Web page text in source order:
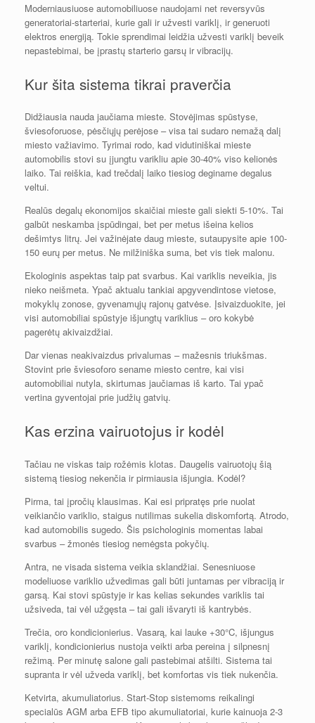
Moderniausiuose automobiliuose naudojami net reversyvūs
generatoriai-starteriai, kurie gali ir užvesti variklį, ir generuoti
elektros energiją. Tokie sprendimai leidžia užvesti variklį beveik
nepastebimai, be įprastų starterio garsų ir vibracijų.
Kur šita sistema tikrai praverčia
Didžiausia nauda jaučiama mieste. Stovėjimas spūstyse,
šviesoforuose, pėsčiųjų perėjose – visa tai sudaro nemažą dalį
miesto važiavimo. Tyrimai rodo, kad vidutiniškai mieste
automobilis stovi su įjungtu varikliu apie 30-40% viso kelionės
laiko. Tai reiškia, kad trečdalį laiko tiesiog deginame degalus
veltui.
Realūs degalų ekonomijos skaičiai mieste gali siekti 5-10%. Tai
galbūt neskamba įspūdingai, bet per metus išeina kelios
dešimtys litrų. Jei važinėjate daug mieste, sutaupysite apie 100-
150 eurų per metus. Ne milžiniška suma, bet vis tiek malonu.
Ekologinis aspektas taip pat svarbus. Kai variklis neveikia, jis
nieko neišmeta. Ypač aktualu tankiai apgyvendintose vietose,
mokyklų zonose, gyvenamųjų rajonų gatvėse. Įsivaizduokite, jei
visi automobiliai spūstyje išjungtų variklius – oro kokybė
pagerėtų akivaizdžiai.
Dar vienas neakivaizdus privalumas – mažesnis triukšmas.
Stovint prie šviesoforo sename miesto centre, kai visi
automobiliai nutyla, skirtumas jaučiamas iš karto. Tai ypač
vertina gyventojai prie judžių gatvių.
Kas erzina vairuotojus ir kodėl
Tačiau ne viskas taip rožėmis klotas. Daugelis vairuotojų šią
sistemą tiesiog nekenčia ir pirmiausia išjungia. Kodėl?
Pirma, tai įpročių klausimas. Kai esi pripratęs prie nuolat
veikiančio variklio, staigus nutilimas sukelia diskomfortą. Atrodo,
kad automobilis sugedo. Šis psichologinis momentas labai
svarbus – žmonės tiesiog nemėgsta pokyčių.
Antra, ne visada sistema veikia sklandžiai. Senesniuose
modeliuose variklio užvedimas gali būti juntamas per vibraciją ir
garsą. Kai stovi spūstyje ir kas kelias sekundes variklis tai
užsiveda, tai vėl užgęsta – tai gali išvaryti iš kantrybės.
Trečia, oro kondicionierius. Vasarą, kai lauke +30°C, išjungus
variklį, kondicionierius nustoja veikti arba pereina į silpnesnį
režimą. Per minutę salone gali pastebimai atšilti. Sistema tai
supranta ir vėl užveda variklį, bet komfortas vis tiek nukenčia.
Ketvirta, akumuliatorius. Start-Stop sistemoms reikalingi
specialūs AGM arba EFB tipo akumuliatoriai, kurie kainuoja 2-3